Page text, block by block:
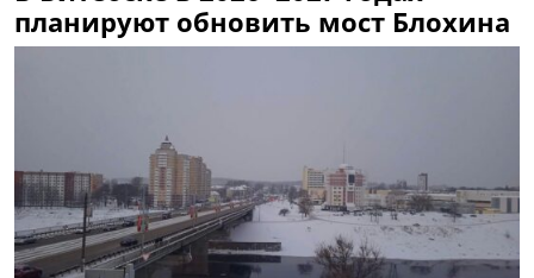
планируют обновить мост Блохина